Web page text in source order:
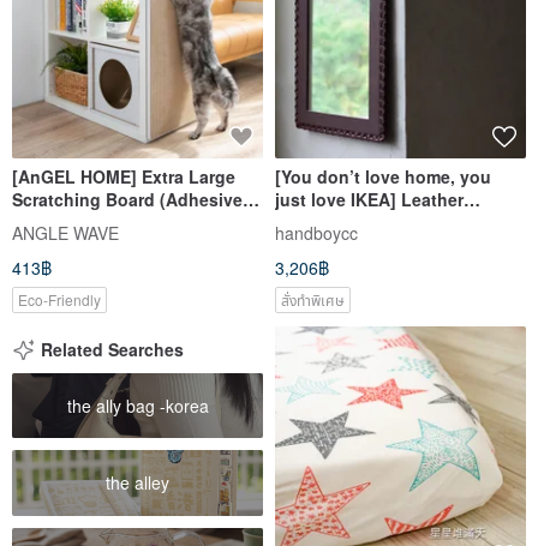
[AnGEL HOME] Extra Large
Scratching Board (Adhesive) -
Fresh White / Compatible with
IKEA KALLAX
ANGLE WAVE
413฿
Eco-Friendly
[You don’t love home, you
just love IKEA] Leather
hanging mirror cowhide
hanging mirror weaving
process
handboycc
3,206฿
สั่งทำพิเศษ
Related Searches
the ally bag -korea
the alley